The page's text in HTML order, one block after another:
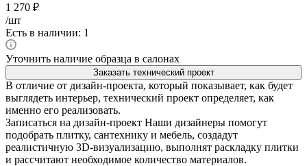
1 270 ₽
/шт
Есть в наличии: 1
Уточнить наличие образца в салонах
Заказать технический проект
В отличие от дизайн-проекта, который показывает, как будет
выглядеть интерьер, технический проект определяет, как
именно его реализовать.
Записаться на дизайн-проект Наши дизайнеры помогут
подобрать плитку, сантехнику и мебель, создадут
реалистичную 3D-визуализацию, выполнят раскладку плитки
и рассчитают необходимое количество материалов.